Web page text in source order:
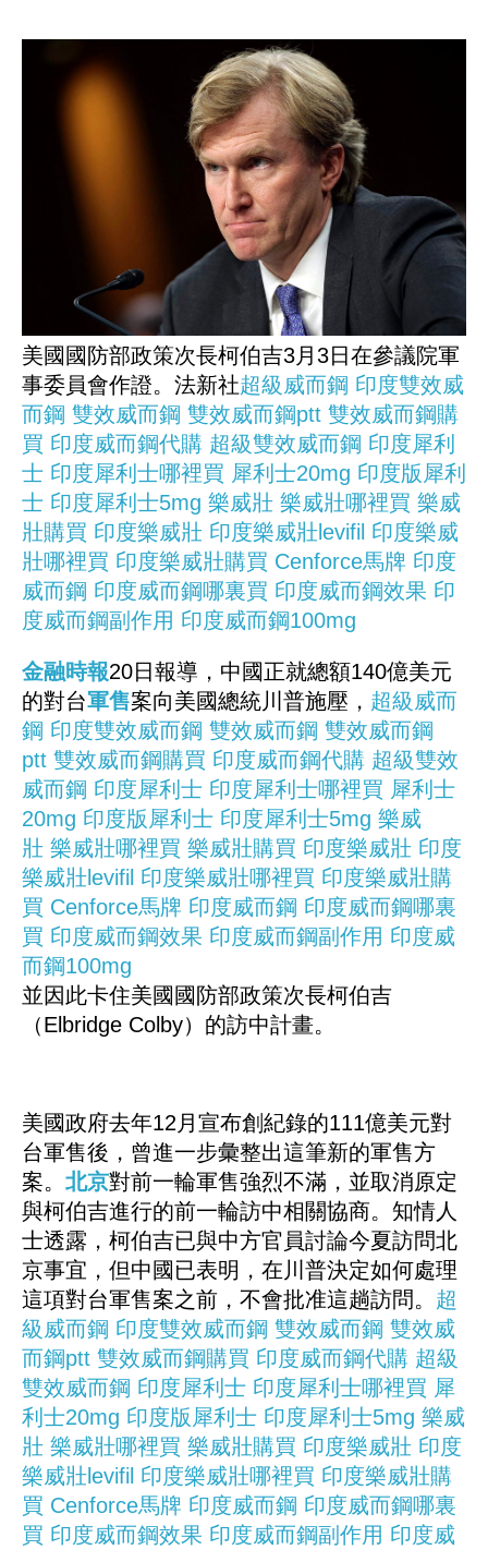
美國國防部政策次長柯伯吉3月3日在參議院軍
事委員會作證。法新社超級威而鋼 印度雙效威
而鋼 雙效威而鋼 雙效威而鋼ptt 雙效威而鋼購
買 印度威而鋼代購 超級雙效威而鋼 印度犀利
士 印度犀利士哪裡買 犀利士20mg 印度版犀利
士 印度犀利士5mg 樂威壯 樂威壯哪裡買 樂威
壯購買 印度樂威壯 印度樂威壯levifil 印度樂威
壯哪裡買 印度樂威壯購買 Cenforce馬牌 印度
威而鋼 印度威而鋼哪裏買 印度威而鋼效果 印
度威而鋼副作用 印度威而鋼100mg
金融時報20日報導，中國正就總額140億美元
的對台軍售案向美國總統川普施壓， 超級威而
鋼 印度雙效威而鋼 雙效威而鋼 雙效威而鋼
ptt 雙效威而鋼購買 印度威而鋼代購 超級雙效
威而鋼 印度犀利士 印度犀利士哪裡買 犀利士
20mg 印度版犀利士 印度犀利士5mg 樂威
壯 樂威壯哪裡買 樂威壯購買 印度樂威壯 印度
樂威壯levifil 印度樂威壯哪裡買 印度樂威壯購
買 Cenforce馬牌 印度威而鋼 印度威而鋼哪裏
買 印度威而鋼效果 印度威而鋼副作用 印度威
而鋼100mg
並因此卡住美國國防部政策次長柯伯吉
（Elbridge Colby）的訪中計畫。
美國政府去年12月宣布創紀錄的111億美元對
台軍售後，曾進一步彙整出這筆新的軍售方
案。 北京對前一輪軍售強烈不滿，並取消原定
與柯伯吉進行的前一輪訪中相關協商。知情人
士透露，柯伯吉已與中方官員討論今夏訪問北
京事宜，但中國已表明，在川普決定如何處理
這項對台軍售案之前，不會批准這趟訪問。 超
級威而鋼 印度雙效威而鋼 雙效威而鋼 雙效威
而鋼ptt 雙效威而鋼購買 印度威而鋼代購 超級
雙效威而鋼 印度犀利士 印度犀利士哪裡買 犀
利士20mg 印度版犀利士 印度犀利士5mg 樂威
壯 樂威壯哪裡買 樂威壯購買 印度樂威壯 印度
樂威壯levifil 印度樂威壯哪裡買 印度樂威壯購
買 Cenforce馬牌 印度威而鋼 印度威而鋼哪裏
買 印度威而鋼效果 印度威而鋼副作用 印度威